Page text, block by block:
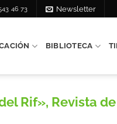
46 73 Newsletter
BIBLIOTECA
Rif», Revista